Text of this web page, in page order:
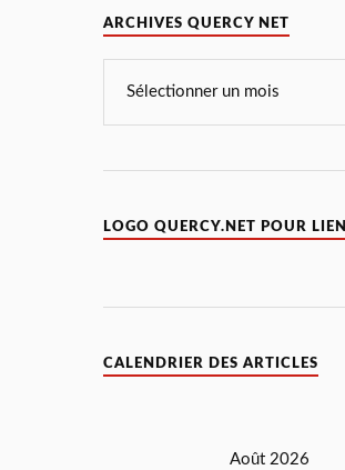
ARCHIVES QUERCY NET
LOGO QUERCY.NET POUR LIEN
CALENDRIER DES ARTICLES
Août 2026